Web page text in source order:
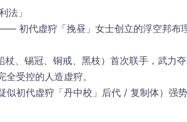
法」
初代虚狩「挽昼」女士创立的浮空邦布
、锡冠、铜戒、黑枝）首次联手， 武力
全受控的人造虚狩。
似初代虚狩「丹中校」后代 / 复制体）强